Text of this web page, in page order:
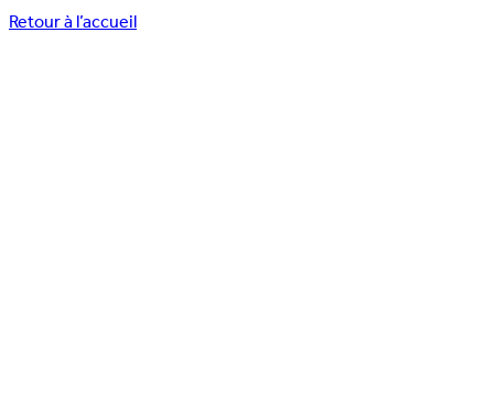
Retour à l’accueil